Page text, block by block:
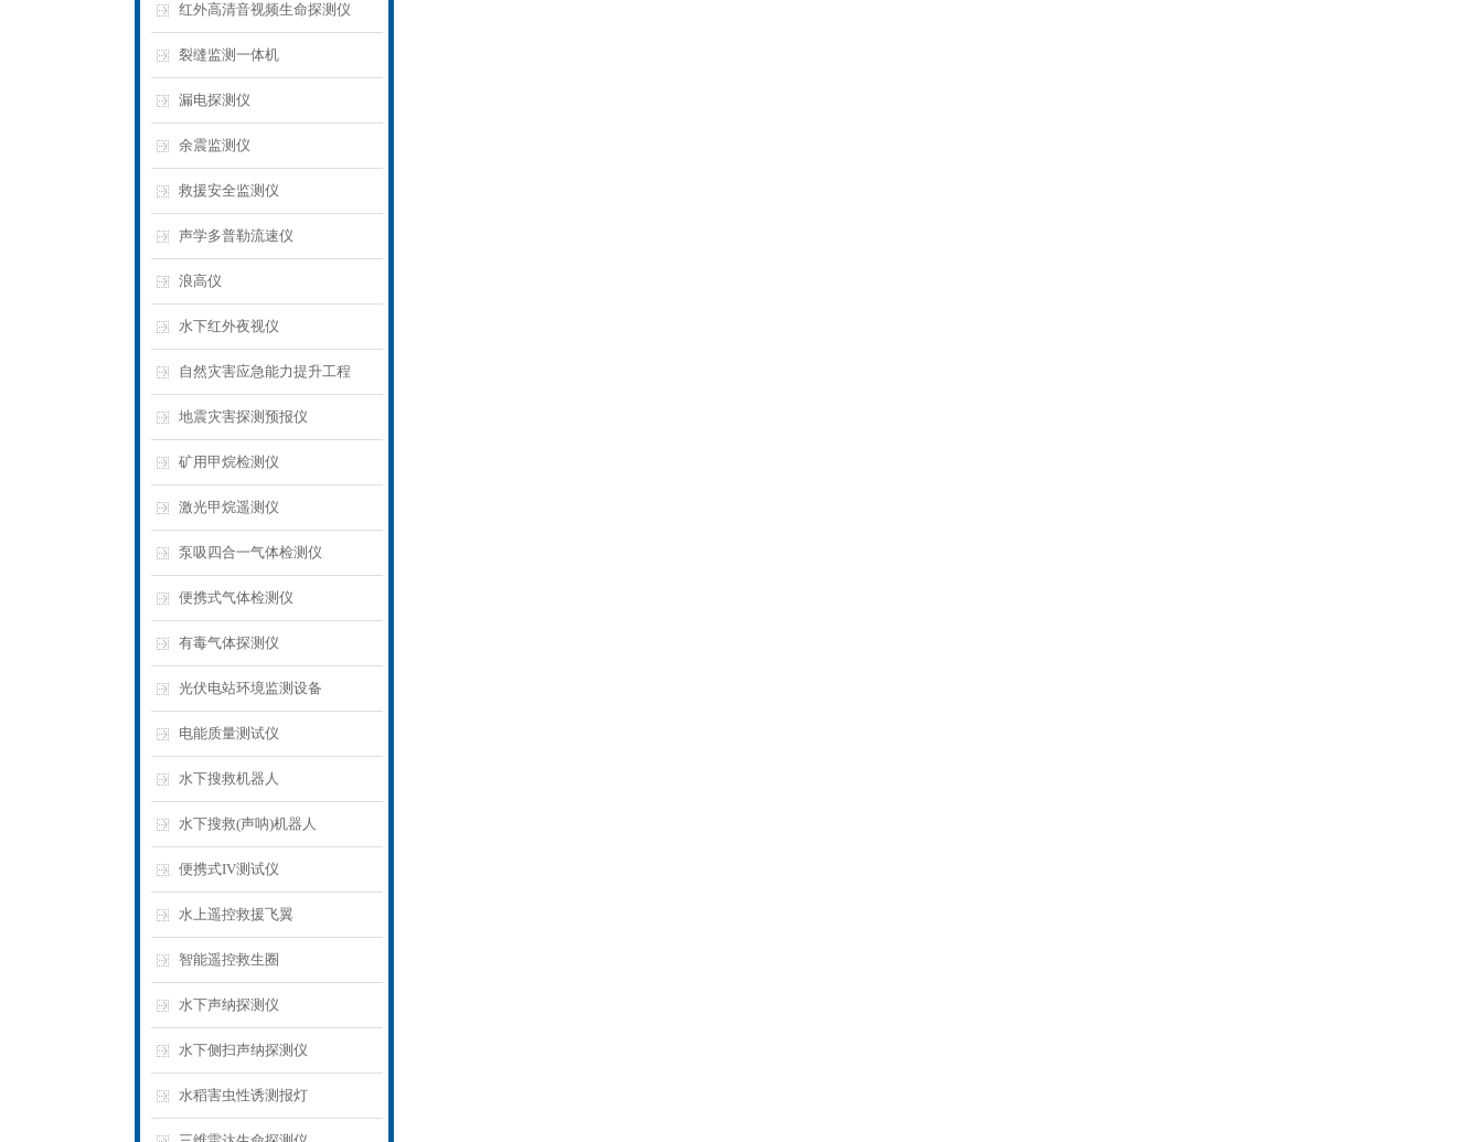
红外高清音视频生命探测仪
裂缝监测一体机
漏电探测仪
余震监测仪
救援安全监测仪
声学多普勒流速仪
浪高仪
水下红外夜视仪
自然灾害应急能力提升工程
地震灾害探测预报仪
矿用甲烷检测仪
激光甲烷遥测仪
泵吸四合一气体检测仪
便携式气体检测仪
有毒气体探测仪
光伏电站环境监测设备
电能质量测试仪
水下搜救机器人
水下搜救(声呐)机器人
便携式IV测试仪
水上遥控救援飞翼
智能遥控救生圈
水下声纳探测仪
水下侧扫声纳探测仪
水稻害虫性诱测报灯